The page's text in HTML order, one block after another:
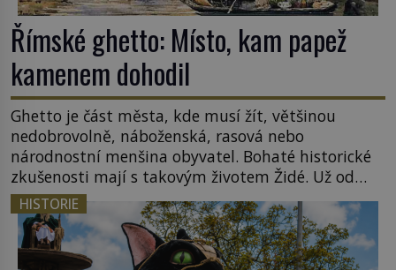
Římské ghetto: Místo, kam papež
kamenem dohodil
Ghetto je část města, kde musí žít, většinou
nedobrovolně, náboženská, rasová nebo
národnostní menšina obyvatel. Bohaté historické
zkušenosti mají s takovým životem Židé. Už od
středověku jsou totiž v každou chvíli nuceni v
nějakém žít. Mezi ty nejslavnější patří i římské
ghetto založené v roce 1555. Pokud jde o vztah
k Židům, nemá se Řím čím chlubit. […]
HISTORIE